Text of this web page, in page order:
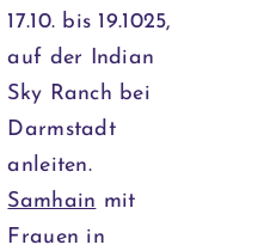
17.10. bis 19.1025,
auf der Indian
Sky Ranch bei
Darmstadt
anleiten.
Samhain mit
Frauen in